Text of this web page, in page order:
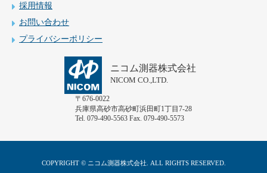
採用情報
お問い合わせ
プライバシーポリシー
ニコム測器株式会社
NICOM CO.,LTD.
〒676-0022
兵庫県高砂市高砂町浜田町1丁目7-28
Tel. 079-490-5563 Fax. 079-490-5573
COPYRIGHT © ニコム測器株式会社. ALL RIGHTS RESERVED.